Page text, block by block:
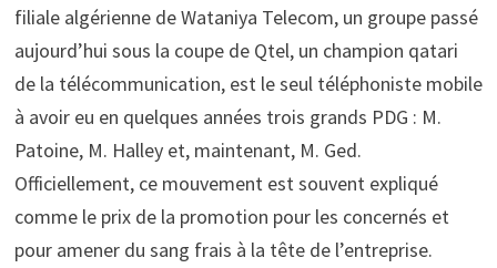
filiale algérienne de Wataniya Telecom, un groupe passé
aujourd’hui sous la coupe de Qtel, un champion qatari
de la télécommunication, est le seul téléphoniste mobile
à avoir eu en quelques années trois grands PDG : M.
Patoine, M. Halley et, maintenant, M. Ged.
Officiellement, ce mouvement est souvent expliqué
comme le prix de la promotion pour les concernés et
pour amener du sang frais à la tête de l’entreprise.